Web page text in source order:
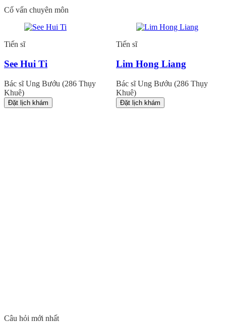
Cố vấn chuyên môn
Tiến sĩ
See Hui Ti
Bác sĩ Ung Bướu (286 Thụy
Khuê)
Đặt lịch khám
Tiến sĩ
Lim Hong Liang
Bác sĩ Ung Bướu (286 Thụy
Khuê)
Đặt lịch khám
Câu hỏi mới nhất